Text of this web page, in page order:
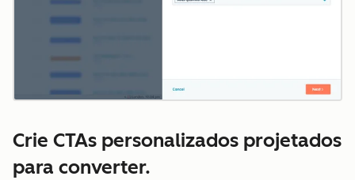
Crie CTAs personalizados projetados
para converter.